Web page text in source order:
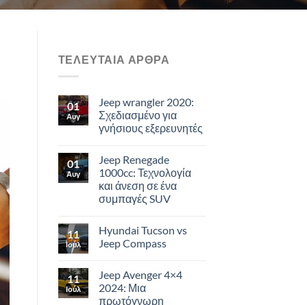
ΤΕΛΕΥΤΑΙΑ ΑΡΘΡΑ
01
Αυγ
Jeep wrangler 2020:
Σχεδιασμένο για
γνήσιους εξερευνητές
01
Αυγ
Jeep Renegade
1000cc: Τεχνολογία
και άνεση σε ένα
συμπαγές SUV
11
Ιούλ
Hyundai Tucson vs
Jeep Compass
11
Ιούλ
Jeep Avenger 4×4
2024: Μια
πρωτόγνωρη